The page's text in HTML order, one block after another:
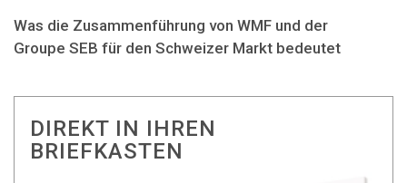
Was die Zusammenführung von WMF und der
Groupe SEB für den Schweizer Markt bedeutet
DIREKT IN IHREN
BRIEFKASTEN